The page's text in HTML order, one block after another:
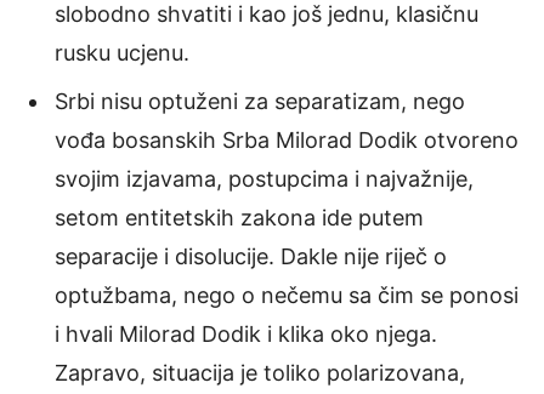
slobodno shvatiti i kao još jednu, klasičnu
rusku ucjenu.
Srbi nisu optuženi za separatizam, nego
vođa bosanskih Srba Milorad Dodik otvoreno
svojim izjavama, postupcima i najvažnije,
setom entitetskih zakona ide putem
separacije i disolucije. Dakle nije riječ o
optužbama, nego o nečemu sa čim se ponosi
i hvali Milorad Dodik i klika oko njega.
Zapravo, situacija je toliko polarizovana,